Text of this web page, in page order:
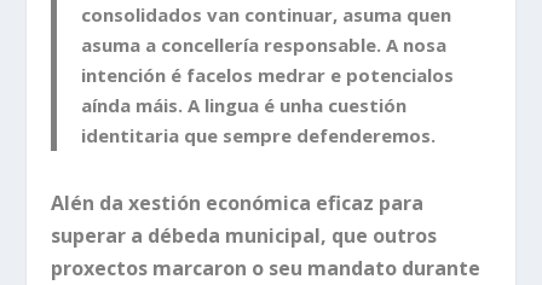
consolidados van continuar, asuma quen
asuma a concellería responsable. A nosa
intención é facelos medrar e potencialos
aínda máis. A lingua é unha cuestión
identitaria que sempre defenderemos.
Alén da xestión económica eficaz para
superar a débeda municipal, que outros
proxectos marcaron o seu mandato durante